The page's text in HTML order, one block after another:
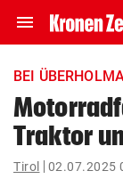
menu Navigation
ein-/
account_circle Anmelden
BEI
Traktor
Tirol 02.07.2025